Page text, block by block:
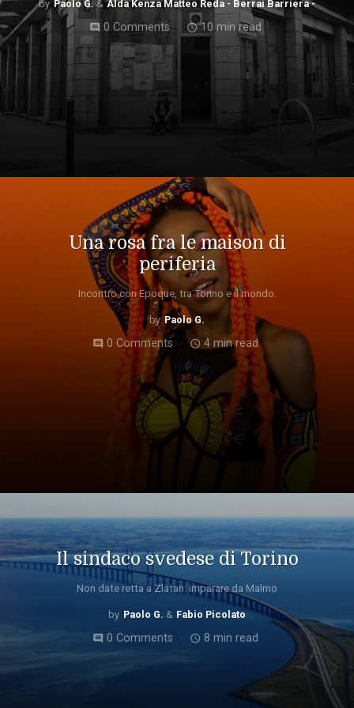
Paolo G. Alda Kenza Matteo Reda - Berrai Barriera -
comment 0 Comments access_time10 min read
Una rosa fra le maison di
periferia
Incontro con Epoque, tra Torino e il mondo.
Paolo G.
comment 0 Comments access_time 4 min read
Il sindaco svedese di Torino
Non date retta a Zlatan: imparare da Malmö
Paolo G. Fabio Picolato
comment0 Comments access_time 8 min read